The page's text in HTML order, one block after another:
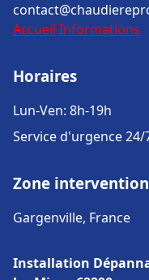
Accueil Informations
Horaires
Lun-Ven: 8h-19h
Service d'urgence 24/
Zone intervention
Gargenville, France
Installation